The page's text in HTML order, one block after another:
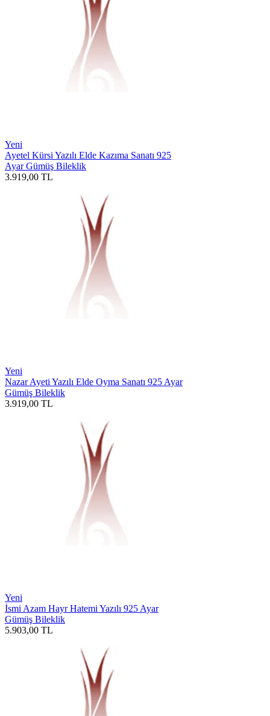
Yeni
Ayetel Kürsi Yazılı Elde Kazıma Sanatı 925
Ayar Gümüş Bileklik
3.919,00 TL
Yeni
Nazar Ayeti Yazılı Elde Oyma Sanatı 925 Ayar
Gümüş Bileklik
3.919,00 TL
Yeni
İsmi Azam Hayr Hatemi Yazılı 925 Ayar
Gümüş Bileklik
5.903,00 TL